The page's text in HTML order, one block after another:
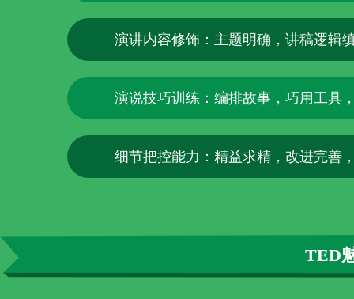
演讲内容修饰：主题明确，讲稿逻辑
演说技巧训练：编排故事，巧用工具
细节把控能力：精益求精，改进完善
TED